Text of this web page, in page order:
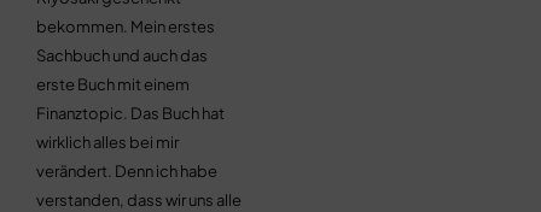
bekommen. Mein erstes
Sachbuch und auch das
erste Buch mit einem
Finanztopic. Das Buch hat
wirklich alles bei mir
verändert. Denn ich habe
verstanden, dass wir uns alle